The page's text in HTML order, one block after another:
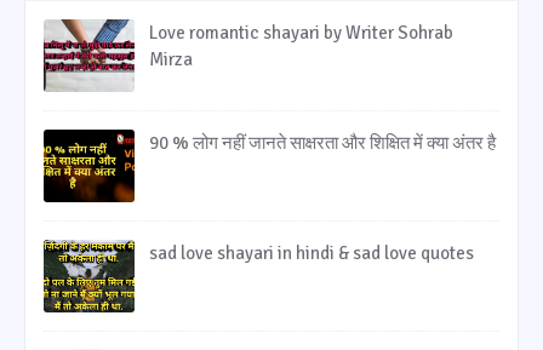
Love romantic shayari by Writer Sohrab
Mirza
90 % लोग नहीं जानते साक्षरता और शिक्षित में क्या अंतर है
sad love shayari in hindi & sad love quotes